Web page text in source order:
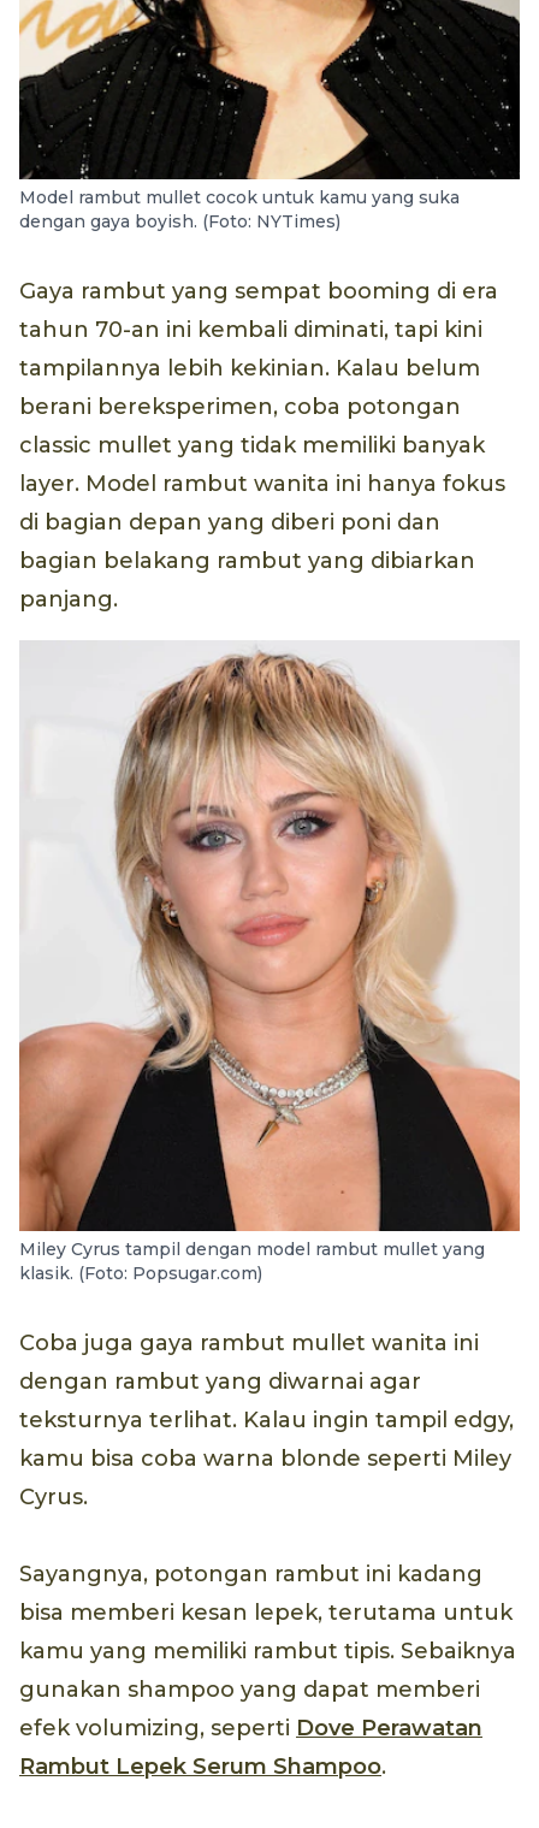
Model rambut mullet cocok untuk kamu yang suka
dengan gaya boyish. (Foto: NYTimes)
Gaya rambut yang sempat booming di era
tahun 70-an ini kembali diminati, tapi kini
tampilannya lebih kekinian. Kalau belum
berani bereksperimen, coba potongan
classic mullet yang tidak memiliki banyak
layer. Model rambut wanita ini hanya fokus
di bagian depan yang diberi poni dan
bagian belakang rambut yang dibiarkan
panjang.
Miley Cyrus tampil dengan model rambut mullet yang
klasik. (Foto: Popsugar.com)
Coba juga gaya rambut mullet wanita ini
dengan rambut yang diwarnai agar
teksturnya terlihat. Kalau ingin tampil edgy,
kamu bisa coba warna blonde seperti Miley
Cyrus.
Sayangnya, potongan rambut ini kadang
bisa memberi kesan lepek, terutama untuk
kamu yang memiliki rambut tipis. Sebaiknya
gunakan shampoo yang dapat memberi
efek volumizing, seperti Dove Perawatan
Rambut Lepek Serum Shampoo.